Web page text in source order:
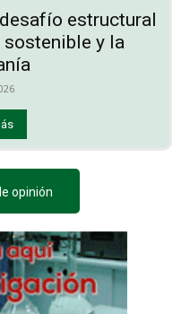
estructural
y la
opinión